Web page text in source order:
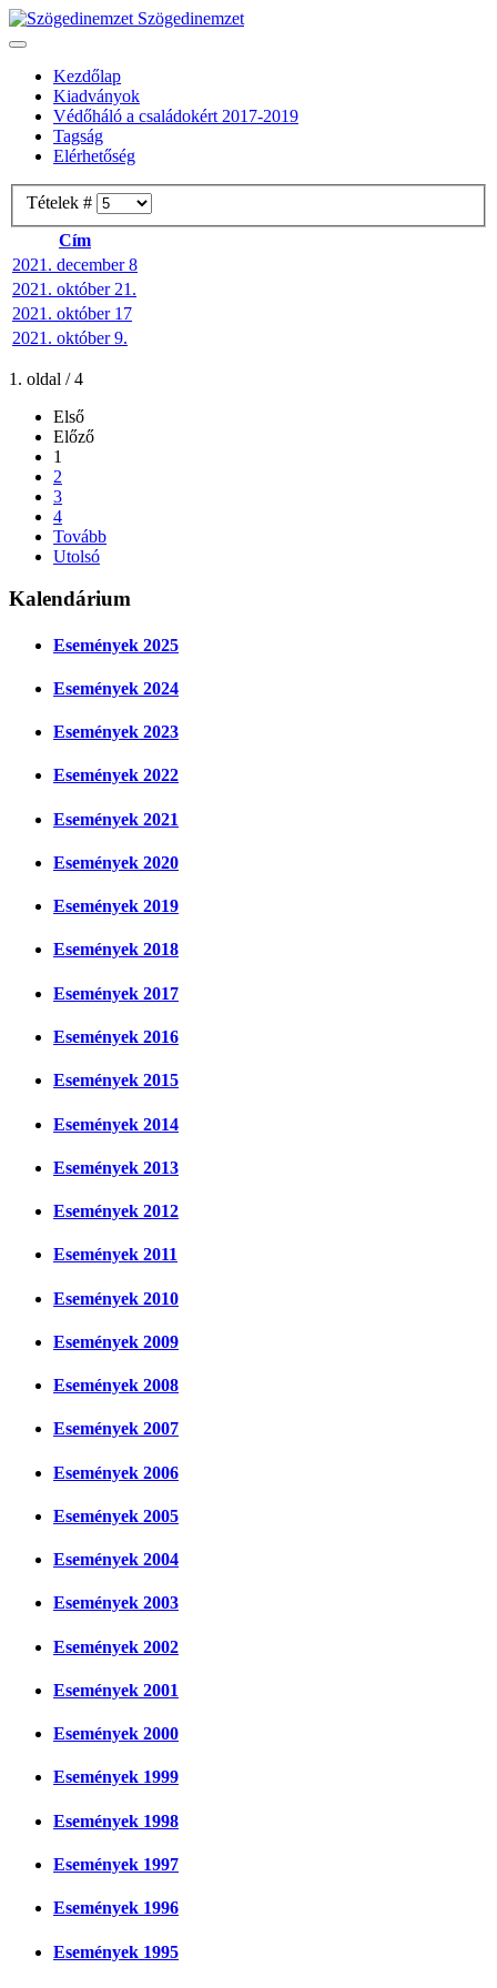
Szögedinemzet
Kezdőlap
Kiadványok
Védőháló a családokért 2017-2019
Tagság
Elérhetőség
Tételek #
Cím
2021. december 8
2021. október 21.
2021. október 17
2021. október 9.
1. oldal / 4
Első
Előző
1
2
3
4
Tovább
Utolsó
Kalendárium
Események 2025
Események 2024
Események 2023
Események 2022
Események 2021
Események 2020
Események 2019
Események 2018
Események 2017
Események 2016
Események 2015
Események 2014
Események 2013
Események 2012
Események 2011
Események 2010
Események 2009
Események 2008
Események 2007
Események 2006
Események 2005
Események 2004
Események 2003
Események 2002
Események 2001
Események 2000
Események 1999
Események 1998
Események 1997
Események 1996
Események 1995